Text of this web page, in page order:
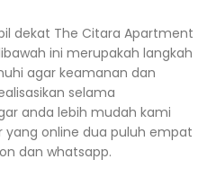
dekat The Citara Apartment
ini merupakah langkah
agar keamanan dan
selama
anda lebih mudah kami
online dua puluh empat
dan whatsapp.